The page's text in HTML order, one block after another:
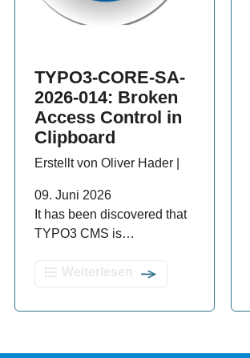
TYPO3-CORE-SA-
2026-014: Broken
Access Control in
Clipboard
Erstellt von Oliver Hader |
09. Juni 2026
It has been discovered that
TYPO3 CMS is…